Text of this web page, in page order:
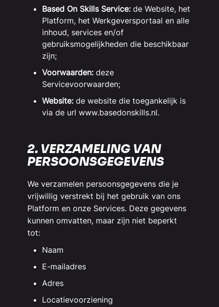
Based On Skills Service: de Website, het
Platform, het Werkgeversportaal en alle
inhoud, services en/of
gebruiksmogelijkheden die beschikbaar
zijn;
Voorwaarden: deze
Servicevoorwaarden;
Website: de website die toegankelijk is
via de url www.basedonskills.nl.
2. VERZAMELING VAN
PERSOONSGEGEVENS
We verzamelen persoonsgegevens die je
vrijwillig verstrekt bij het gebruik van ons
Platform en onze Services. Deze gegevens
kunnen omvatten, maar zijn niet beperkt
tot:
Naam
E-mailadres
Adres
Locatievoorziening